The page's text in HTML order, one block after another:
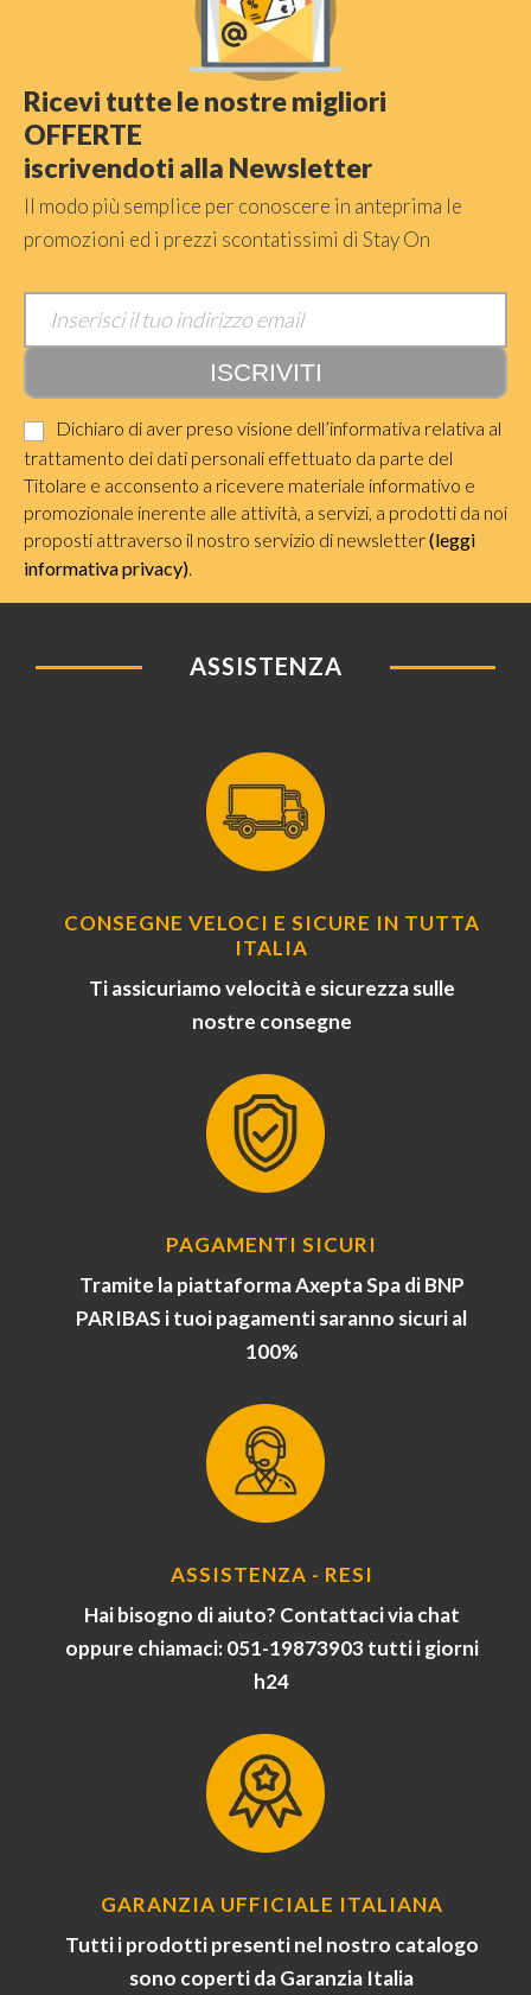
Ricevi tutte le nostre migliori
OFFERTE
iscrivendoti alla Newsletter
Il modo più semplice per conoscere in anteprima le
promozioni ed i prezzi scontatissimi di Stay On
Dichiaro di aver preso visione dell’informativa relativa al
trattamento dei dati personali effettuato da parte del
Titolare e acconsento a ricevere materiale informativo e
promozionale inerente alle attività, a servizi, a prodotti da noi
proposti attraverso il nostro servizio di newsletter(leggi
informativa privacy)
ASSISTENZA
CONSEGNE VELOCI E SICURE IN TUTTA
ITALIA
Ti assicuriamo velocità e sicurezza sulle
nostre consegne
PAGAMENTI SICURI
Tramite la piattaforma Axepta Spa di BNP
PARIBAS i tuoi pagamenti saranno sicuri al
100%
ASSISTENZA - RESI
Hai bisogno di aiuto? Contattaci via chat
oppure chiamaci: 051-19873903 tutti i giorni
h24
GARANZIA UFFICIALE ITALIANA
Tutti i prodotti presenti nel nostro catalogo
sono coperti da Garanzia Italia